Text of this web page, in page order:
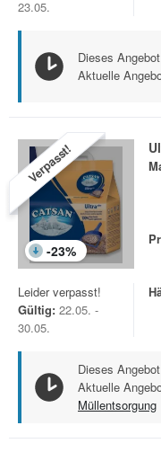
23.05.
Dieses
Aktuelle
Verpasst!
-23%
Leider verpasst!
Gültig: 22.05. -
30.05.
Dieses
Aktuelle
Müllentsorgung